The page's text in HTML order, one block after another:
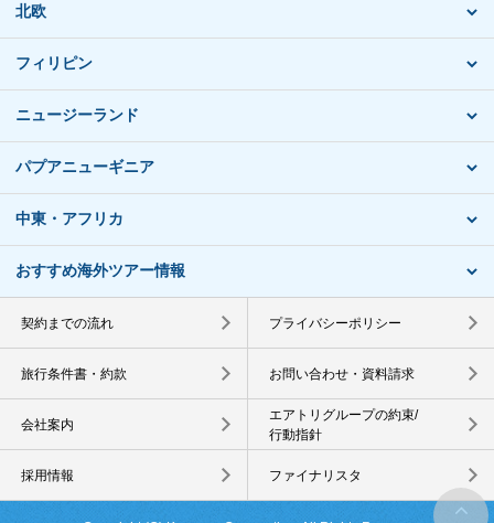
北欧
フィリピン
ニュージーランド
パプアニューギニア
中東・アフリカ
おすすめ海外ツアー情報
契約までの流れ プライバシーポリシー
旅行条件書・約款 お問い合わせ・資料請求
会社案内
エアトリグループの約束/
行動指針
採用情報 ファイナリスタ